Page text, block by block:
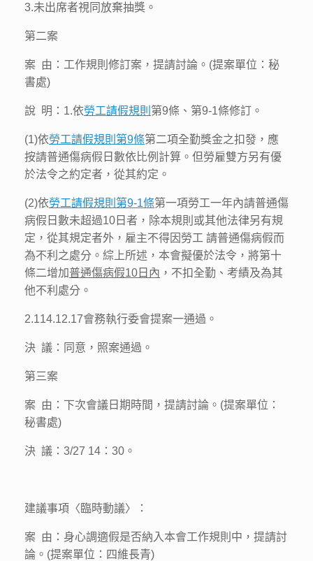
3.未出席者視同放棄抽獎。
第二案
案 由：工作規則修訂案，提請討論。(提案單位：秘
書處)
說 明：1.依勞工請假規則 第9條、第9-1條修訂。
(1)依勞工請假規則第9條第二項全勤獎金之扣發，應
按請普通傷病假日數依比例計算。但勞雇雙方另有優
於法令之約定者，從其約定。
(2)依勞工請假規則第9-1條第一項勞工一年內請普通傷
病假日數未超過10日者，除本規則或其他法律另有規
定，從其規定者外，雇主不得因勞工 請普通傷病假而
為不利之處分。綜上所述，本會擬優於法令，將第十
條二增加普通傷病假10日內 ，不扣全勤、考績及為其
他不利處分。
2.114.12.17會務執行委會提案一通過。
決 議：同意，照案通過。
第三案
案 由：下次會議日期時間，提請討論。(提案單位：
秘書處)
決 議：3/27 14：30。
建議事項〈臨時動議〉：
案 由：身心調適假是否納入本會工作規則中，提請討
論。(提案單位：四維長青)